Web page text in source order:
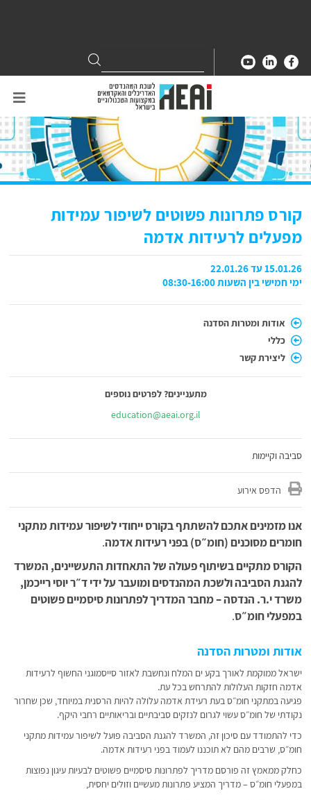
for:
Search
קורס פתרונות פשוטים לשיפור עמידות
מפעלים לרעידות אדמה
15.01.26 עד 22.01.26
ימי חמישי בין השעות 08:30-16:00
אודות ומטרות הסדנה
כללי
ליצירת קשר
מתעניינים? לפרטים נוספים
education@aeai.org.il
סביבה וקיימות
הדפס אירוע
אנו מזמינים אתכם להשתתף בקורס ייחודי לשיפור עמידות מתקני
חומרים מסוכנים (חומ״ס) בפני רעידות אדמה.
הקורס מתקיים בשיתוף פעולה של התאחדות התעשיינים, המשרד
להגנת הסביבה ולשכת המהנדסים ומועבר על ידי ד״ר יוסי רייכמן,
משרד י.ר. הנדסה – מחבר המדריך לפתרונות סיסמיים פשוטים
במפעלי חומ״ס.
אודות ומטרות הסדנה
ישראל ממוקמת לאורך בקע ים המלח ונחשבת לאזור סייסמוגני החשוף לרעידות
אדמה חזקות העלולות להתרחש בכל עת.
פגיעה במתקני חומ״ס בעת רעידת אדמה עלולה להיות הרסנית במיוחד, שכן שחרור
נקודתי של חומ״ס עשוי לגרום לנזקים סביבתיים ובריאותיים רחבי היקף.
כדי להתמודד עם סיכון זה, המשרד להגנת הסביבה פועל לשיפור עמידות מתקני
חומ״ס, שרבים מהם לא תוכננו לעמוד בפני רעידות אדמה.
כחלק ממאמץ זה פורסם מדריך לפתרונות סיסמיים פשוטים לבעיות עיגון נפוצות
במפעלי חומ״ס – מדריך המציע פתרונות מעשיים וזולים יחסית,